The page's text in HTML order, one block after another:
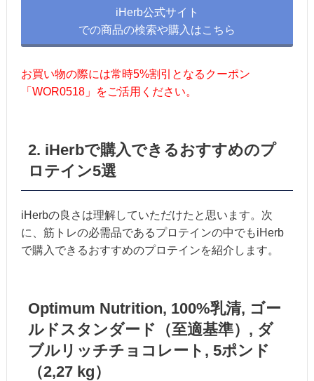
iHerb公式サイト
での商品の検索や購入はこちら
お買い物の際には常時5%割引となるクーポン
「WOR0518」をご活用ください。
2. iHerbで購入できるおすすめのプ
ロテイン5選
iHerbの良さは理解していただけたと思います。次
に、筋トレの必需品であるプロテインの中でもiHerb
で購入できるおすすめのプロテインを紹介します。
Optimum Nutrition, 100%乳清, ゴー
ルドスタンダード（至適基準）, ダ
ブルリッチチョコレート, 5ポンド
（2,27 kg）